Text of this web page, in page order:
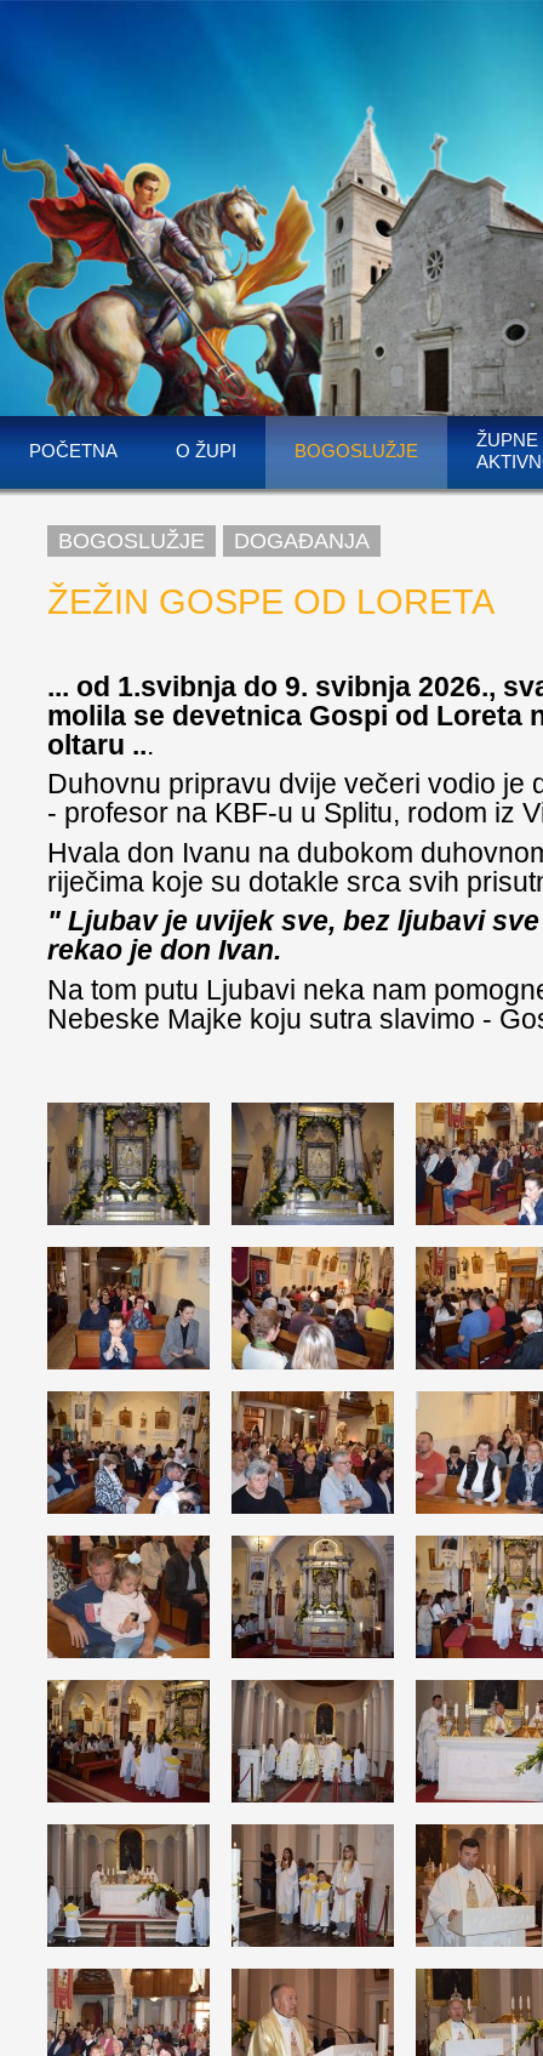
POČETNA O ŽUPI BOGOSLUŽJE
ŽUPNE
BOGOSLUŽJE DOGAĐANJA
ŽEŽIN GOSPE OD LORETA
... od 1.svibnja do 9. svibnja 2026.,
molila se devetnica Gospi od Loreta
oltaru ...
Duhovnu pripravu dvije večeri vodio je
- profesor na KBF-u u Splitu, rodom iz
Hvala don Ivanu na dubokom
riječima koje su dotakle srca svih
" Ljubav je uvijek sve, bez ljubavi
rekao je don Ivan.
Na tom putu Ljubavi neka nam
Nebeske Majke koju sutra slavimo -